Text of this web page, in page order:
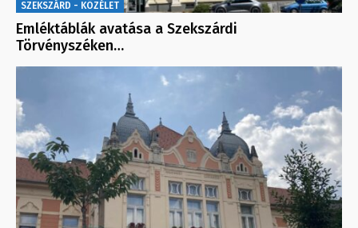
SZEKSZÁRD - KÖZÉLET
Emléktáblák avatása a Szekszárdi
Törvényszéken…